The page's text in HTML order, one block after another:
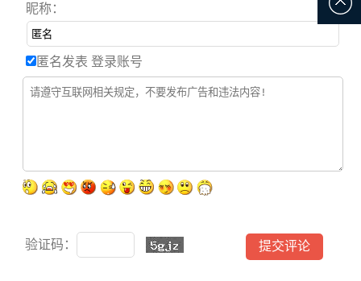
昵称：
匿名发表 登录账号
验证码：